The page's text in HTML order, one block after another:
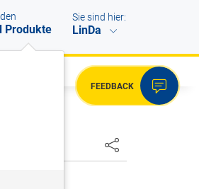
Produkte
Sie sind hier:
LinDa
FEEDBACK